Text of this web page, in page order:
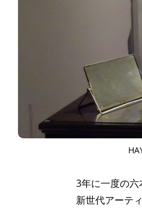
3年に一度の六
新世代アーテ